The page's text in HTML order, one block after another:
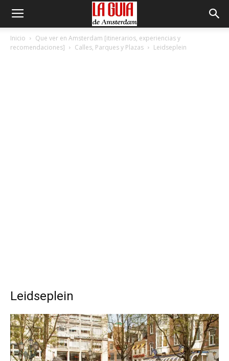
Inicio
Que ver en Amsterdam [itinerarios, experiencias y
recomendaciones]
Calles, Parques y Plazas Leidseplein
Leidseplein